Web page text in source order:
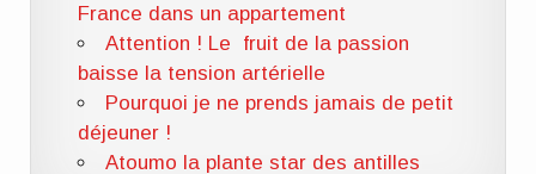
France dans un appartement
Attention ! Le fruit de la passion
baisse la tension artérielle
Pourquoi je ne prends jamais de petit
déjeuner !
Atoumo la plante star des antilles